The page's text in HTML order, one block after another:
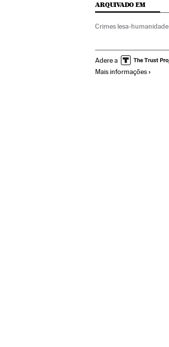
ARQUIVADO EM
Crimes lesa-humanidade
Adere a
Mais informações